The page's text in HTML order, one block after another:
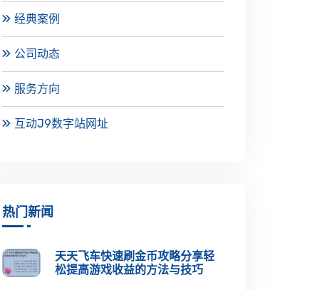
经典案例
公司动态
服务方向
互动J9数字站网址
热门新闻
天天飞车快速刷金币攻略分享轻
松提高游戏收益的方法与技巧